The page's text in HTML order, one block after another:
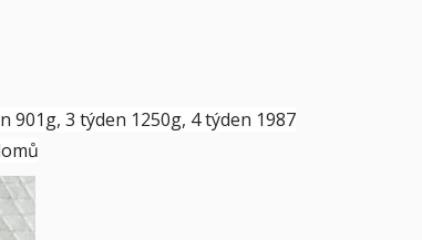
901g, 3 týden 1250g, 4 týden 1987